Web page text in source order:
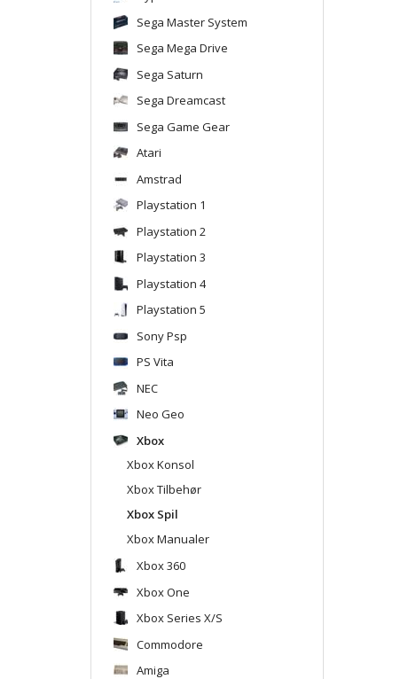
Sega Master System
Sega Mega Drive
Sega Saturn
Sega Dreamcast
Sega Game Gear
Atari
Amstrad
Playstation 1
Playstation 2
Playstation 3
Playstation 4
Playstation 5
Sony Psp
PS Vita
NEC
Neo Geo
Xbox
Xbox Konsol
Xbox Tilbehør
Xbox Spil
Xbox Manualer
Xbox 360
Xbox One
Xbox Series X/S
Commodore
Amiga